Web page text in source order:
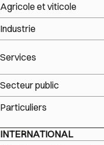
Agricole et viticole
Industrie
Services
Secteur public
Particuliers
INTERNATIONAL